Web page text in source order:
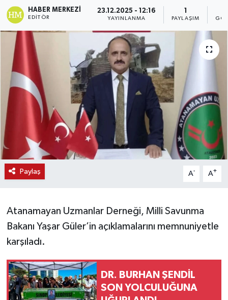
HABER MERKEZI
EDITÖR
23.12.2025 - 12:16
YAYINLANMA
1
PAYLAŞIM
Paylaş A- A+
Atanamayan Uzmanlar Derneği, Milli Savunma
Bakanı Yaşar Güler’in açıklamalarını memnuniyetle
karşıladı.
DR. BURHAN ŞENDİL
SON YOLCULUĞUNA